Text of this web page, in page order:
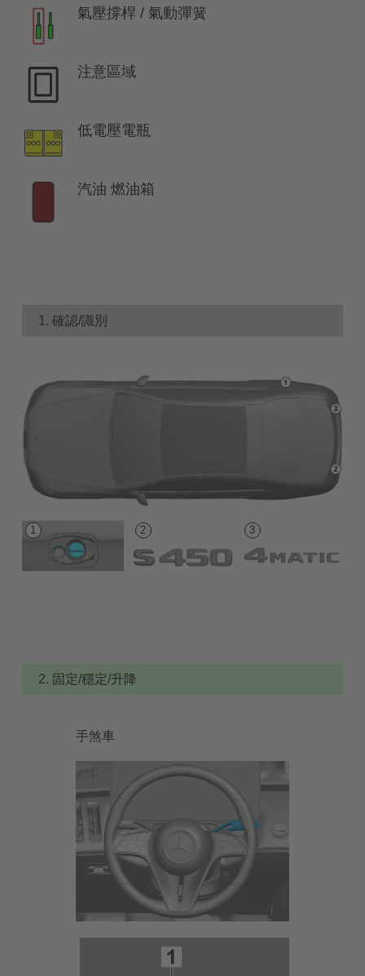
氣壓撐桿 / 氣動彈簧
注意區域
低電壓電瓶
汽油 燃油箱
1. 確認/識別
2. 固定/穩定/升降
手煞車